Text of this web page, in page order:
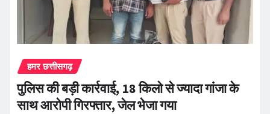
हमर छत्तीसगढ़
पुलिस की बड़ी कार्रवाई, 18 किलो से ज्यादा गांजा के
साथ आरोपी गिरफ्तार, जेल भेजा गया